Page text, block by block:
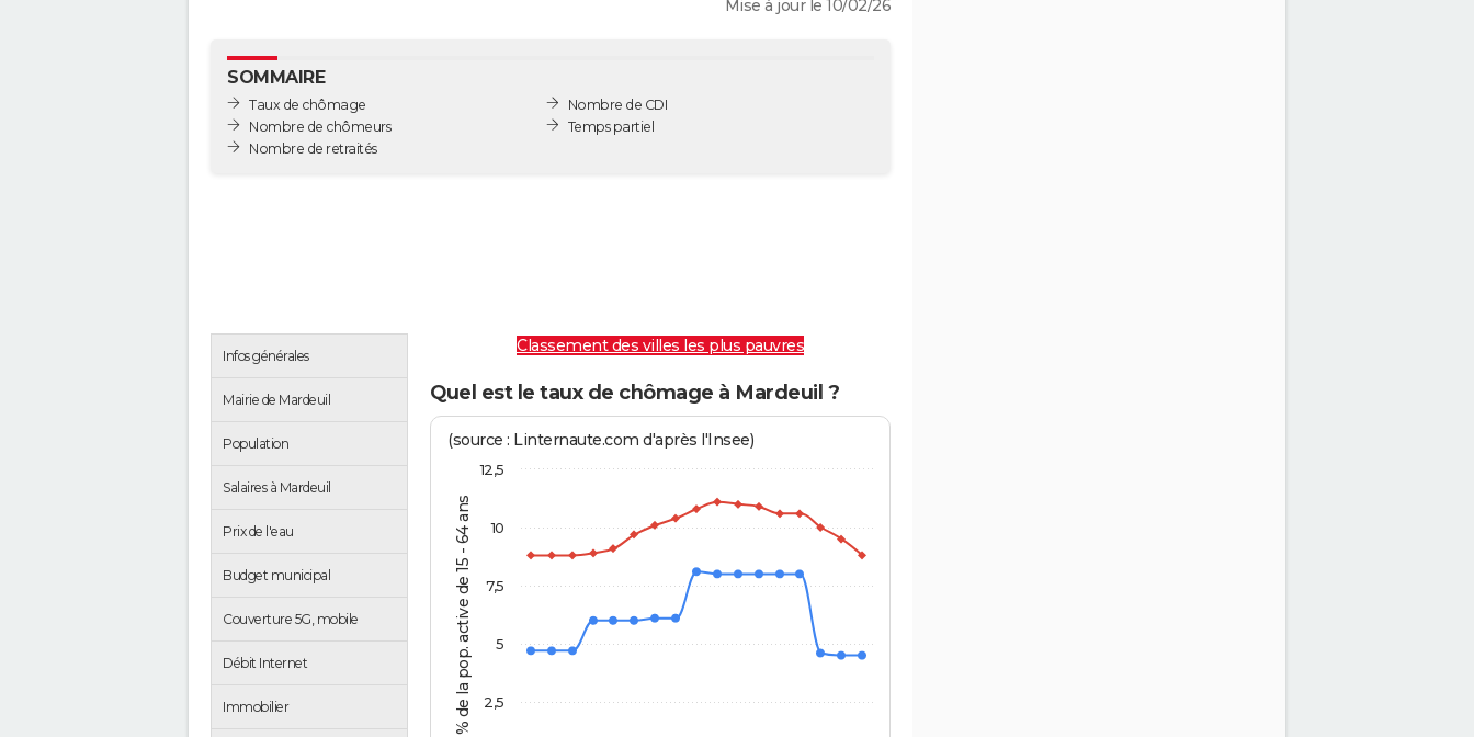
Mise à jour le 10/02/26
SOMMAIRE
Taux de chômage
Nombre de chômeurs
Nombre de retraités
Nombre de CDI
Temps partiel
Infos générales
Mairie de Mardeuil
Population
Salaires à Mardeuil
Prix de l'eau
Budget municipal
Couverture 5G, mobile
Débit Internet
Immobilier
Classement des villes les plus pauvres
Quel est le taux de chômage à Mardeuil ?
% de la pop. active de 15 - 64 ans
(source : Linternaute.com d'après l'Insee)
2,5
5
7,5
10
12,5